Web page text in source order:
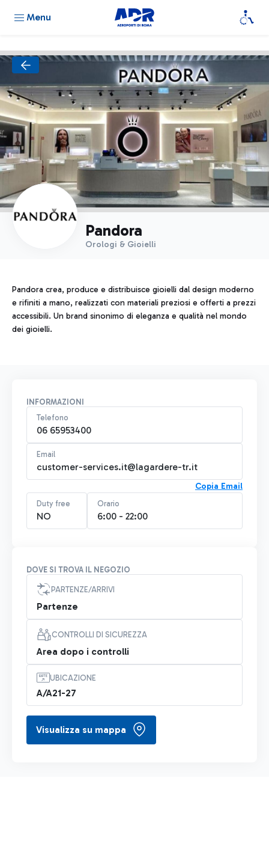
Menu
Pandora
Orologi & Gioielli
Pandora crea, produce e distribuisce gioielli dal design moderno
e rifiniti a mano, realizzati con materiali preziosi e offerti a prezzi
accessibili. Un brand sinonimo di eleganza e qualità nel mondo
dei gioielli.
INFORMAZIONI
Telefono
06 65953400
Email
customer-services.it@lagardere-tr.it
Copia Email
Duty free
NO
Orario
6:00 - 22:00
DOVE SI TROVA IL NEGOZIO
PARTENZE/ARRIVI
Partenze
CONTROLLI DI SICUREZZA
Area dopo i controlli
UBICAZIONE
A/A21-27
Visualizza su mappa